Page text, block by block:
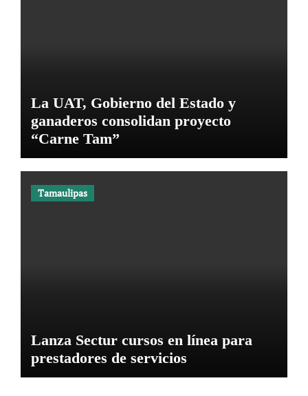
La UAT, Gobierno del Estado y
ganaderos consolidan proyecto
“Carne Tam”
Tamaulipas
Lanza Sectur cursos en línea para
prestadores de servicios